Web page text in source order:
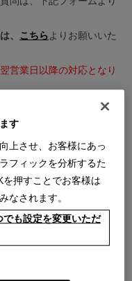
、 こちらよりお願いいた
営業日以降の対応となり
お時間をいただくことも
誘等はお断りいたしま
などのご相談はこちら
す
上させ、お客様にあっ
フィックを分析するた
押すことでお客様は
なされます。
でも設定を変更いただ